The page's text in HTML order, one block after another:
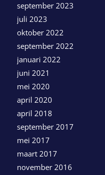
september 2023
juli 2023
oktober 2022
september 2022
januari 2022
juni 2021
mei 2020
april 2020
april 2018
september 2017
mei 2017
maart 2017
november 2016